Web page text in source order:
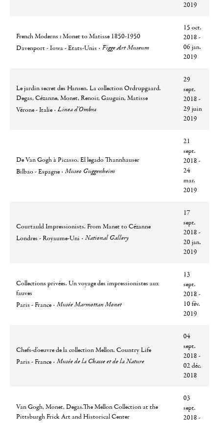
2019
French Moderns : Monet to Matisse 1850-1950
Ville
Davenport - Iowa - Etats-Unis
Lieu Figge Art Museum
15 oct.
2018 -
06 jan.
2019
Le jardin secret des Hansen. La collection Ordrupgaard.
Degas, Cézanne, Monet, Renoir, Gauguin, Matisse
Ville
Vérone - Italie
Lieu Linea d'Ombra
29
sept.
2018 -
29 juin
2019
De Van Gogh à Picasso. El legado Thannhauser
Ville
Bilbao - Espagne
Lieu Museo Guggenheim
21
sept.
2018 -
24
mar.
2019
Courtauld Impressionists. From Manet to Cézanne
Ville
Londres - Royaume-Uni
Lieu National Gallery
17
sept.
2018 -
20 jan.
2019
Collections privées. Un voyage des impressionistes aux
fauves
Ville
Paris - France
Lieu Musée Marmottan Monet
13
sept.
2018 -
10 fév.
2019
Chefs-d'oeuvre de la collection Mellon. Country Life
Ville
Paris - France
Lieu Musée de la Chasse et de la Nature
04
sept.
2018 -
02 déc.
2018
Van Gogh, Monet, Degas.The Mellon Collection at the
Pittsburgh Frick Art and Historical Center
03
sept.
2018 -